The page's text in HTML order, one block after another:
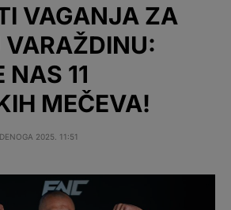
VAGANJA ZA
VARAŽDINU:
NAS 11
MEČEVA!
2025. 11:51